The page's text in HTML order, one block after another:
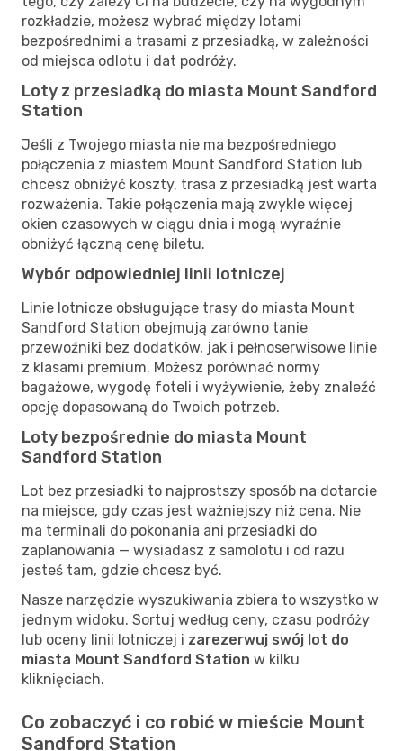
rozkładzie, możesz wybrać między lotami
bezpośrednimi a trasami z przesiadką, w zależności
od miejsca odlotu i dat podróży.
Loty z przesiadką do miasta Mount Sandford
Station
Jeśli z Twojego miasta nie ma bezpośredniego
połączenia z miastem Mount Sandford Station lub
chcesz obniżyć koszty, trasa z przesiadką jest warta
rozważenia. Takie połączenia mają zwykle więcej
okien czasowych w ciągu dnia i mogą wyraźnie
obniżyć łączną cenę biletu.
Wybór odpowiedniej linii lotniczej
Linie lotnicze obsługujące trasy do miasta Mount
Sandford Station obejmują zarówno tanie
przewoźniki bez dodatków, jak i pełnoserwisowe linie
z klasami premium. Możesz porównać normy
bagażowe, wygodę foteli i wyżywienie, żeby znaleźć
opcję dopasowaną do Twoich potrzeb.
Loty bezpośrednie do miasta Mount
Sandford Station
Lot bez przesiadki to najprostszy sposób na dotarcie
na miejsce, gdy czas jest ważniejszy niż cena. Nie
ma terminali do pokonania ani przesiadki do
zaplanowania — wysiadasz z samolotu i od razu
jesteś tam, gdzie chcesz być.
Nasze narzędzie wyszukiwania zbiera to wszystko w
jednym widoku. Sortuj według ceny, czasu podróży
lub oceny linii lotniczej i zarezerwuj swój lot do
miasta Mount Sandford Station w kilku
kliknięciach.
Co zobaczyć i co robić w mieście Mount
Sandford Station